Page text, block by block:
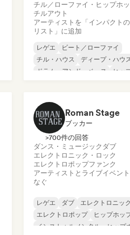
チル／ローファイ・ヒップホ
チルアウト
アーティストを「インパクト
リスト」に追加
レゲエ
ビート／ローファイ
チル・ハウス
ディープ・ハウ
ドラム・アンド・ベース
ヒッ
Roman Stage
ブッカー
>700件の回答
ダンス・ミュージック ダブ
エレクトロニック・ロック
エレクトロポップファンク
アーティストとライブイベン
なぐ
レゲエ ダブ
エレクトロニッ
エレクトロポップ
ヒップホッ
インストゥルメンタル・ヒップ